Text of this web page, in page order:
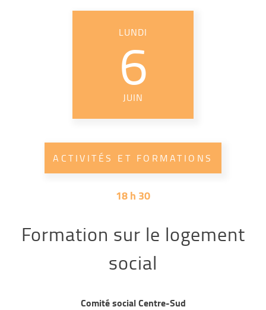
LUNDI
6
JUIN
ACTIVITÉS ET FORMATIONS
18 h 30
Formation sur le logement
social
Comité social Centre-Sud